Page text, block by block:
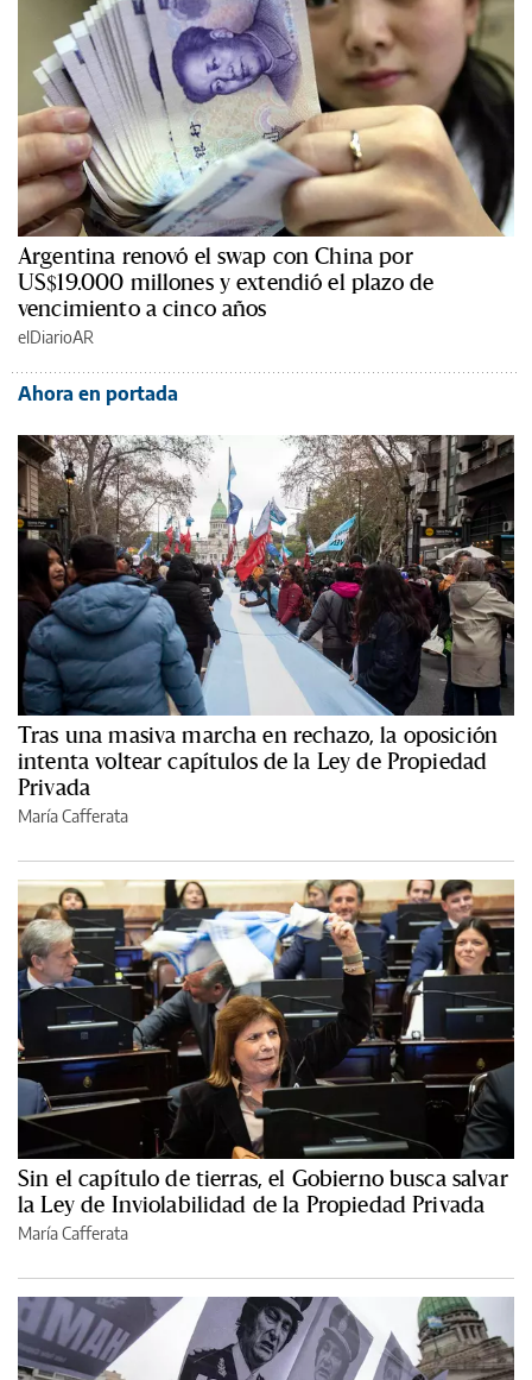
Argentina renovó el swap con China por
US$19.000 millones y extendió el plazo de
vencimiento a cinco años
elDiarioAR
Ahora en portada
Tras una masiva marcha en rechazo, la oposición
intenta voltear capítulos de la Ley de Propiedad
Privada
María Cafferata
Sin el capítulo de tierras, el Gobierno busca salvar
la Ley de Inviolabilidad de la Propiedad Privada
María Cafferata